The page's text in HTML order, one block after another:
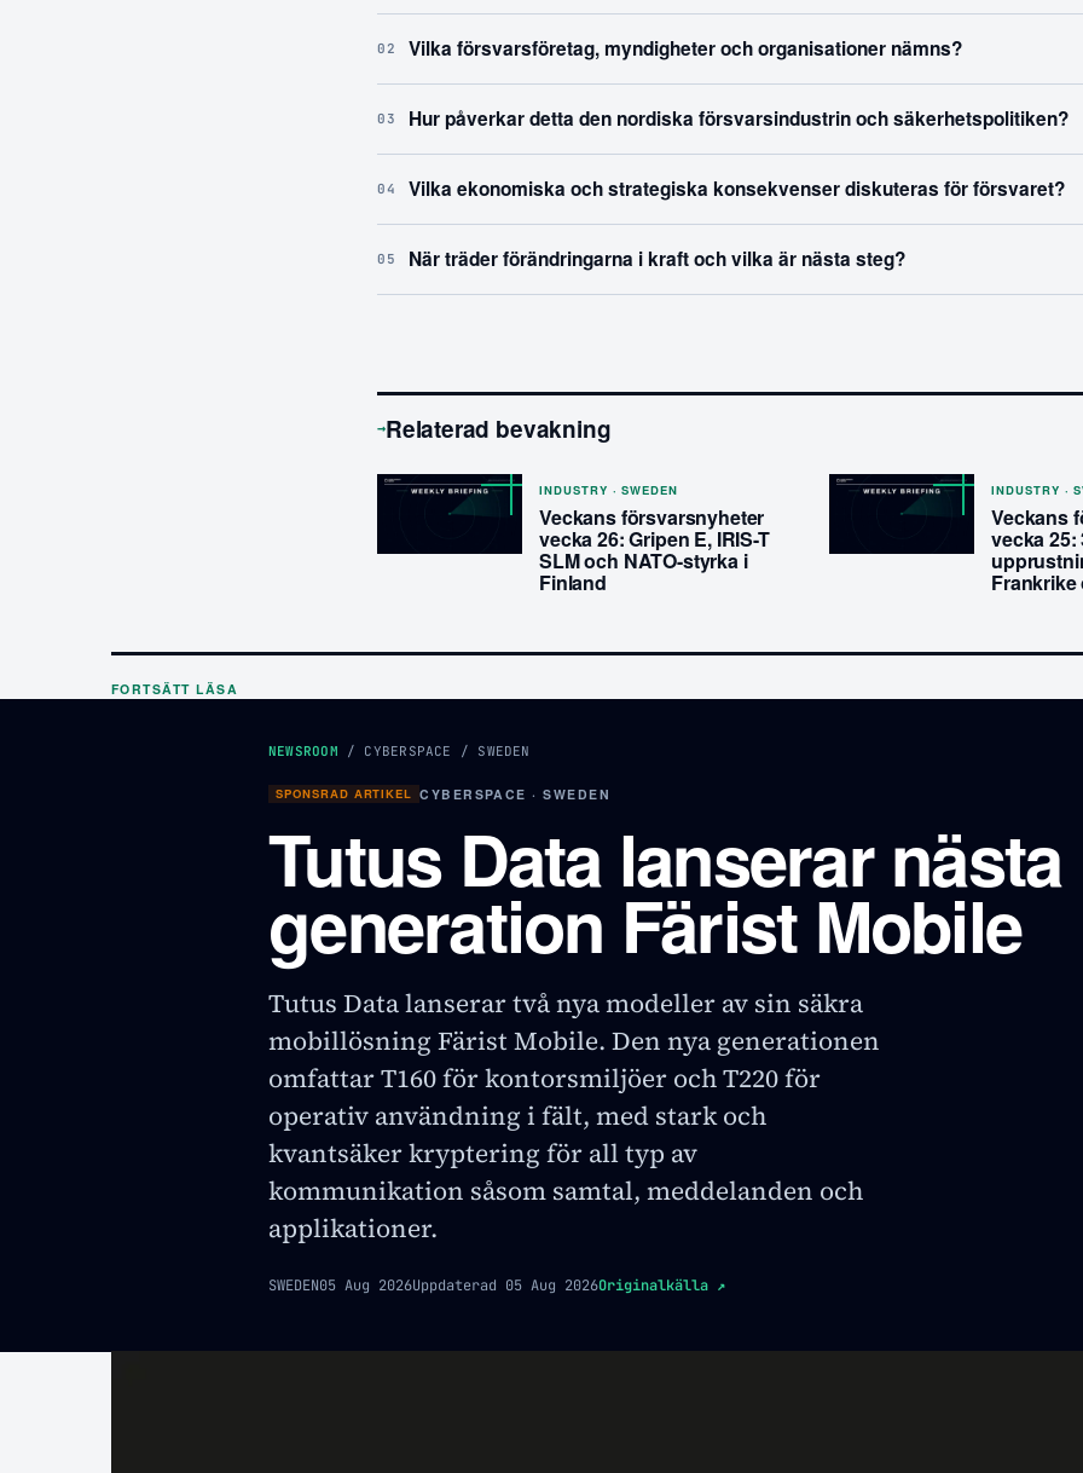
02 Vilka försvarsföretag, myndigheter och organisationer nämns?
03 Hur påverkar detta den nordiska försvarsindustrin och säkerhetspolitiken?
04 Vilka ekonomiska och strategiska konsekvenser diskuteras för försvaret?
05 När träder förändringarna i kraft och vilka är nästa steg?
→Relaterad bevakning
INDUSTRY · SWEDEN
Veckans försvarsnyheter
vecka 26: Gripen E, IRIS-T
SLM och NATO-styrka i
Finland
INDUSTRY ·
Veckans
vecka 25:
Frankrike
FORTSÄTT LÄSA
NEWSROOM / CYBERSPACE / SWEDEN
SPONSRAD ARTIKEL CYBERSPACE · SWEDEN
Tutus Data lanserar nästa
generation Färist Mobile
Tutus Data lanserar två nya modeller av sin säkra
mobillösning Färist Mobile. Den nya generationen
omfattar T160 för kontorsmiljöer och T220 för
operativ användning i fält, med stark och
kvantsäker kryptering för all typ av
kommunikation såsom samtal, meddelanden och
applikationer.
SWEDEN05 Aug 2026Uppdaterad 05 Aug 2026Originalkälla ↗